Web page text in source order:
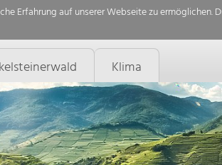
Erfahrung auf unserer Webseite zu
Klima